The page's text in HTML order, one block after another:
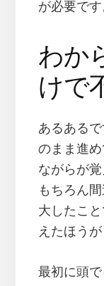
が必要です
わか
けで
あるある
のまま進
ながらが覚
もちろん
大したこ
えたほう
最初に頭